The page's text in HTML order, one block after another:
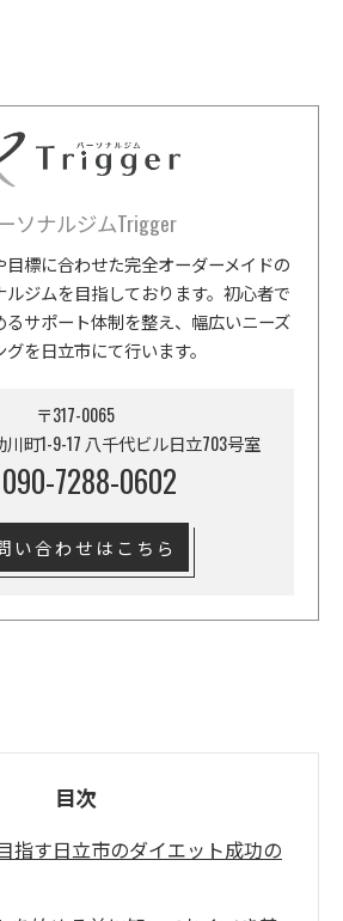
ソナルジムTrigger
標に合わせた完全オーダーメイドの
ジムを目指しております。初心者で
サポート体制を整え、幅広いニーズ
を日立市にて行います。
〒317-0065
町1-9-17 八千代ビル日立703号室
090-7288-0602
い合わせはこちら
目次
指す日立市のダイエット成功の